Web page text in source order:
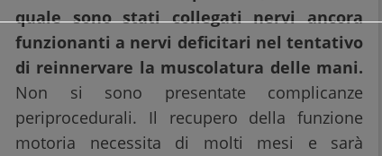
quale sono stati collegati nervi ancora
funzionanti a nervi deficitari nel tentativo
di reinnervare la muscolatura delle mani.
Non si sono presentate complicanze
periprocedurali. Il recupero della funzione
motoria necessita di molti mesi e sarà